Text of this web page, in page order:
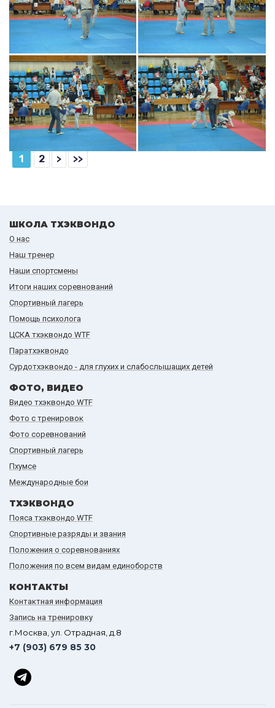
1 2 > >>
ШКОЛА ТХЭКВОНДО
О нас
Наш тренер
Наши спортсмены
Итоги наших cоревнований
Спортивный лагерь
Помощь психолога
ЦСКА тхэквондо WTF
Паратхэквондо
Сурдотхэквондо - для глухих и слабослышащих детей
ФОТО, ВИДЕО
Видео тхэквондо WTF
Фото с тренировок
Фото соревнований
Спортивный лагерь
Пхумсе
Международные бои
ТХЭКВОНДО
Пояса тхэквондо WTF
Спортивные разряды и звания
Положения о соревнованиях
Положения по всем видам единоборств
КОНТАКТЫ
Контактная информация
Запись на тренировку
г.Москва, ул. Отрадная, д.8
+7 (903) 679 85 30